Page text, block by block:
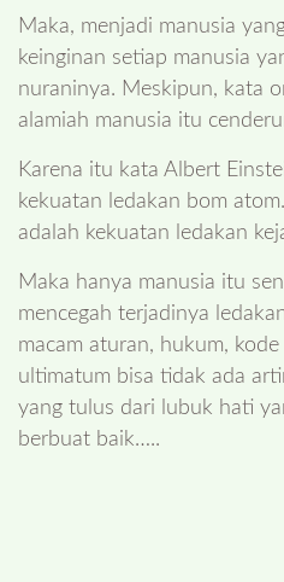
Maka, menjadi manusia
keinginan setiap manusia
nuraninya. Meskipun, kata
alamiah manusia itu
Karena itu kata Albert
kekuatan ledakan bom
adalah kekuatan ledakan
Maka hanya manusia itu
mencegah terjadinya
macam aturan, hukum,
ultimatum bisa tidak ada
yang tulus dari lubuk hati
berbuat baik…..